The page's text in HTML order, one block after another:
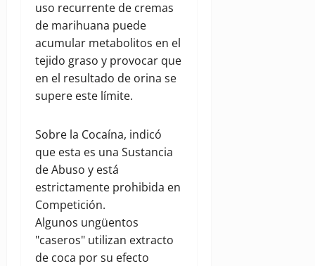
uso recurrente de cremas
de marihuana puede
acumular metabolitos en el
tejido graso y provocar que
en el resultado de orina se
supere este límite.
Sobre la Cocaína, indicó
que esta es una Sustancia
de Abuso y está
estrictamente prohibida en
Competición.
Algunos ungüentos
"caseros" utilizan extracto
de coca por su efecto